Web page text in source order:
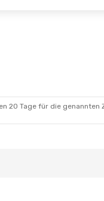
20 Tage für die